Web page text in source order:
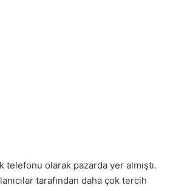
olarak pazarda yer almıştı.
tarafından daha çok tercih